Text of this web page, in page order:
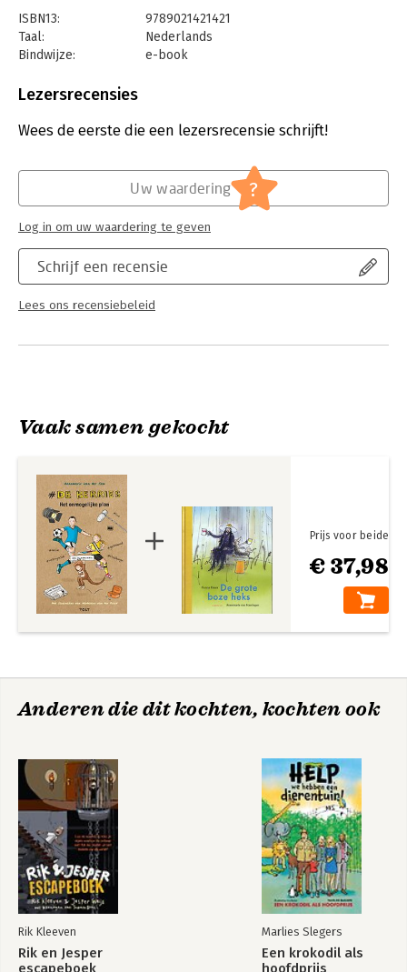
teamgenoten om Shoot Out en Kai te redden?
ISBN13:
9789021421421
Taal:
Nederlands
Bindwijze:
e-book
Bestandsformaat:
Uitgever:
Volt
Jeugd
Serie:
Lezersrecensies
Wees de eerste die een lezersrecensie schrijft!
Schrijf een recensie
Lees ons recensiebeleid
Uw waardering ?
Log in om uw waardering te geven
Vaak samen gekocht
€ 37,98
Prijs voor beide
Anderen die dit kochten, kochten ook
Rik Kleeven
Rik en Jesper
escapeboek
Marlies Slegers
Een krokodil als
hoofdprijs